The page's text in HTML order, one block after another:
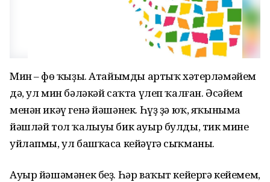
Мин – Өфө ҡыҙы. Атайымды артыҡ хәтерләмәйем
дә, ул мин бәләкәй саҡта үлеп ҡалған. Әсәйем
менән икәү генә йәшәнек. Һүҙ ҙә юҡ, яҡыныма
йәшләй тол ҡалыуы бик ауыр булды, тик мине
уйлапмы, ул башҡаса кейәүгә сыҡманы.
Ауыр йәшәмәнек беҙ. Һәр ваҡыт кейергә кейемем,